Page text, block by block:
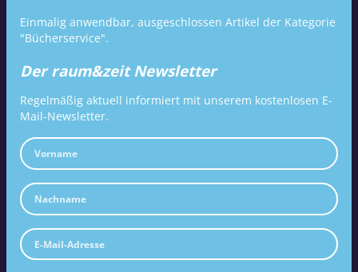
Einmalig anwendbar, ausgeschlossen Artikel der Kategorie
"Bücherservice".
Der raum&zeit Newsletter
Regelmäßig aktuell informiert mit unserem kostenlosen E-
Mail-Newsletter.